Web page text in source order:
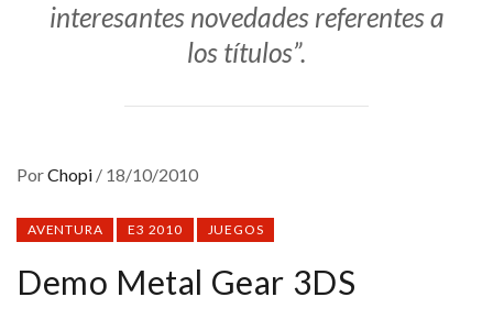
interesantes novedades referentes a
los títulos”.
PorChopi / 18/10/2010
AVENTURA E3 2010 JUEGOS
Demo Metal Gear 3DS